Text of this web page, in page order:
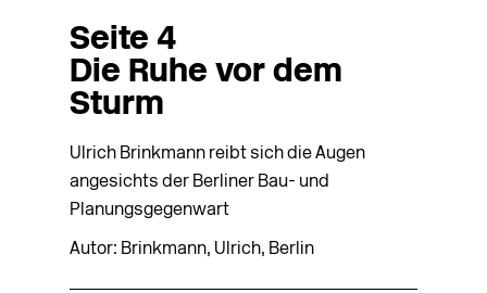
Seite 4
Die Ruhe vor dem
Sturm
Ulrich Brinkmann reibt sich die Augen
angesichts der Berliner Bau- und
Planungsgegenwart
Autor: Brinkmann, Ulrich, Berlin